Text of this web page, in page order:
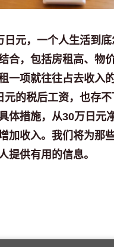
元，一个人生活到
合，包括房租高、物
一项就往往占去收入
的税后工资，也存不
体措施，从30万日元
加收入。我们将为那
提供有用的信息。